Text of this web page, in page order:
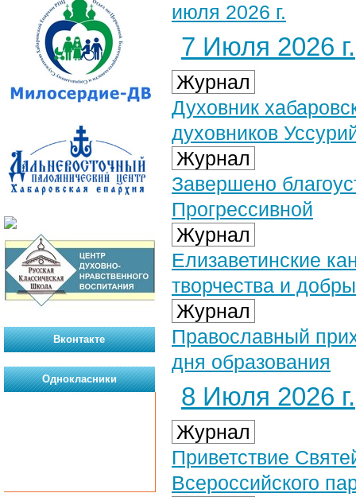
июля 2026 г.
7 Июля 2026 г.
Журнал
Духовник
духовников
Журнал
Завершено
Прогрессивной
Журнал
Елизаветинские
творчества и
Журнал
Православный
дня образования
8 Июля 2026 г.
Журнал
Приветствие
Всероссийского
Вконтакте
Однокласники